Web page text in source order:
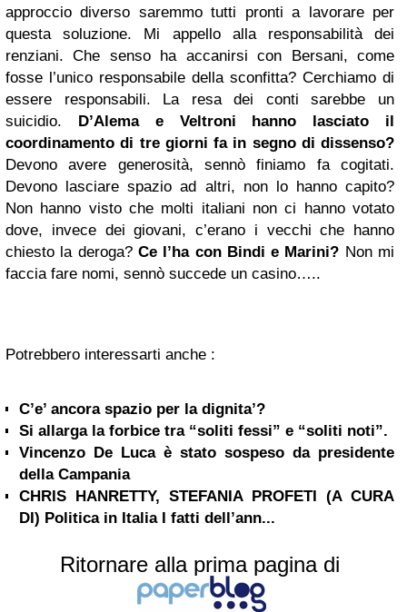
approccio diverso saremmo tutti pronti a lavorare per
questa soluzione. Mi appello alla responsabilità dei
renziani. Che senso ha accanirsi con Bersani, come
fosse l’unico responsabile della sconfitta? Cerchiamo di
essere responsabili. La resa dei conti sarebbe un
suicidio. D’Alema e Veltroni hanno lasciato il
coordinamento di tre giorni fa in segno di dissenso?
Devono avere generosità, sennò finiamo fa cogitati.
Devono lasciare spazio ad altri, non lo hanno capito?
Non hanno visto che molti italiani non ci hanno votato
dove, invece dei giovani, c’erano i vecchi che hanno
chiesto la deroga? Ce l’ha con Bindi e Marini? Non mi
faccia fare nomi, sennò succede un casino…..
Potrebbero interessarti anche :
C’e’ ancora spazio per la dignita’?
Si allarga la forbice tra “soliti fessi” e “soliti noti”.
Vincenzo De Luca è stato sospeso da presidente
della Campania
CHRIS HANRETTY, STEFANIA PROFETI (A CURA
DI) Politica in Italia I fatti dell’ann...
Ritornare alla prima pagina di